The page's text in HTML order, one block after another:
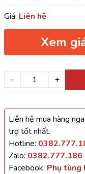
Giá: Liên hệ
Xem
- +
Liên hệ mua hàng
trợ tốt nhất.
Hotline:
Zalo: 0382.777.186
Facebook: Phụ tùng